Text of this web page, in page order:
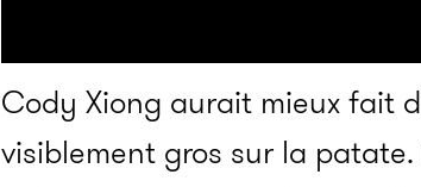
Cody Xiong aurait mieux fait
visiblement gros sur la